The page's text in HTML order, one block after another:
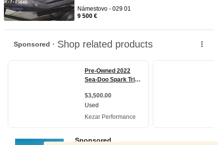
Námestovo - 029 01
9 500 €